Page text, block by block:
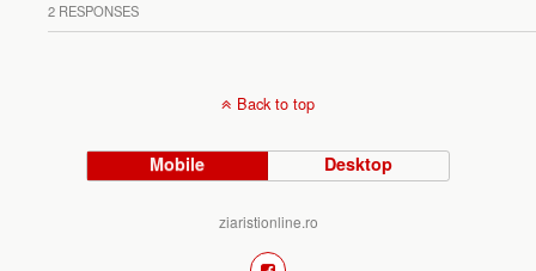
2 RESPONSES
Back to top
Mobile Desktop
ziaristionline.ro